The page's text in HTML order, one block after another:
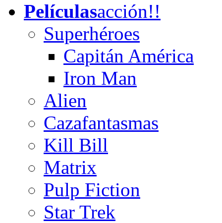
Películasacción!!
Superhéroes
Capitán América
Iron Man
Alien
Cazafantasmas
Kill Bill
Matrix
Pulp Fiction
Star Trek